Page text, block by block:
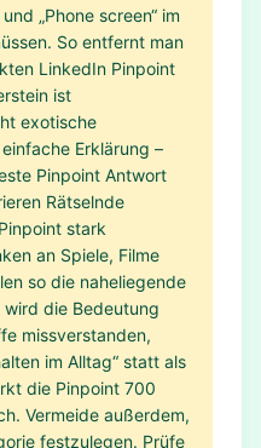
„Phone screen“ im
So entfernt man
LinkedIn Pinpoint
ist
exotische
Erklärung –
Pinpoint Antwort
Rätselnde
stark
an Spiele, Filme
so die naheliegende
wird die Bedeutung
missverstanden,
im Alltag“ statt als
die Pinpoint 700
Vermeide außerdem,
festzulegen. Prüfe